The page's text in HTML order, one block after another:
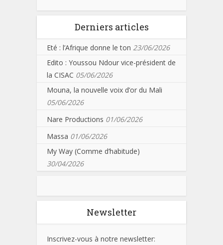
Derniers articles
Eté : l’Afrique donne le ton 23/06/2026
Edito : Youssou Ndour vice-président de
la CISAC 05/06/2026
Mouna, la nouvelle voix d’or du Mali
05/06/2026
Nare Productions 01/06/2026
Massa 01/06/2026
My Way (Comme d’habitude)
30/04/2026
Newsletter
Inscrivez-vous à notre newsletter: